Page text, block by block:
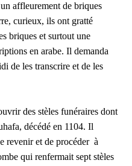
affleurement de briques
curieux, ils ont gratté
briques et surtout une
en arabe. Il demanda
de les transcrire et de les
des stèles funéraires dont
décédé en 1104. Il
revenir et de procéder à
qui renfermait sept stèles